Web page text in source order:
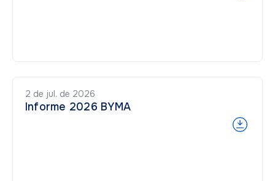
2 de jul. de 2026
Informe 2026 BYMA